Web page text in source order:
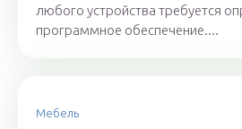
любого устройства требуется
программное обеспечение....
Мебель